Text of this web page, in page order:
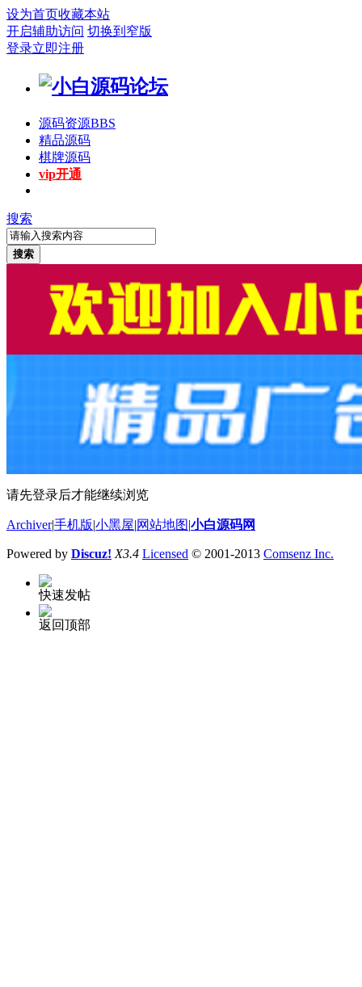
设为首页收藏本站
开启辅助访问 切换到窄版
登录立即注册
源码资源BBS
精品源码
棋牌源码
vip开通
搜索
搜索
请先登录后才能继续浏览
Archiver|手机版 小黑屋 网站地图 小白源码网
Powered by Discuz! X3.4 Licensed © 2001-2013 Comsenz Inc.
快速发帖
返回顶部